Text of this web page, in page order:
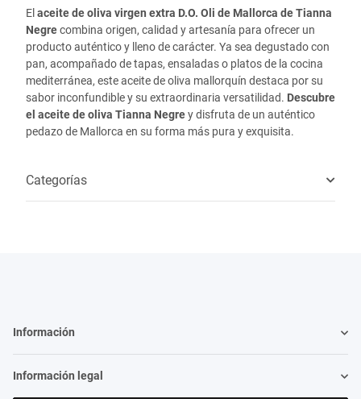
El aceite de oliva virgen extra D.O. Oli de Mallorca de Tianna
Negrecombina origen, calidad y artesanía para ofrecer un
producto auténtico y lleno de carácter. Ya sea degustado con
pan, acompañado de tapas, ensaladas o platos de la cocina
mediterránea, este aceite de oliva mallorquín destaca por su
sabor inconfundible y su extraordinaria versatilidad. Descubre
el aceite de oliva Tianna Negrey disfruta de un auténtico
pedazo de Mallorca en su forma más pura y exquisita.
Categorías
Información
Información legal